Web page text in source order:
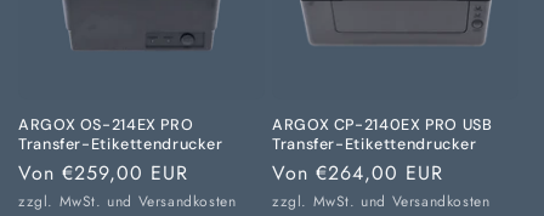
ARGOX OS-214EX PRO
Transfer-Etikettendrucker
Normaler
Preis
Von €259,00 EUR
zzgl. MwSt. und Versandkosten
ARGOX CP-2140EX PRO USB
Transfer-Etikettendrucker
Normaler
Preis
Von €264,00 EUR
zzgl. MwSt. und Versandkosten